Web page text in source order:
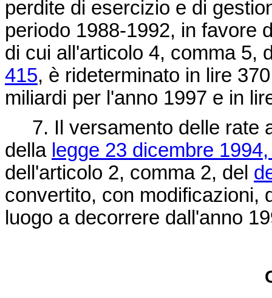
perdite di esercizio e di
periodo 1988-1992, in favore
di cui all'articolo 4, comma 5,
415, è rideterminato in lire
miliardi per l'anno 1997 e in
7. Il versamento delle rate
della legge 23 dicembre
dell'articolo 2, comma 2, del
convertito, con modificazioni,
luogo a decorrere dall'anno